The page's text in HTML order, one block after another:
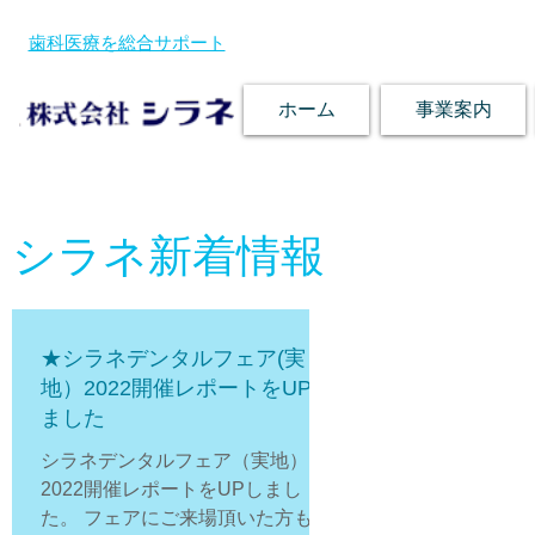
歯科医療を総合サポート
ホーム 事業案内
シラネ新着情報
★シラネデンタルフェア(実
地）2022開催レポートをUPし
ました
シラネデンタルフェア（実地）
2022開催レポートをUPしまし
た。 フェアにご来場頂いた方も、